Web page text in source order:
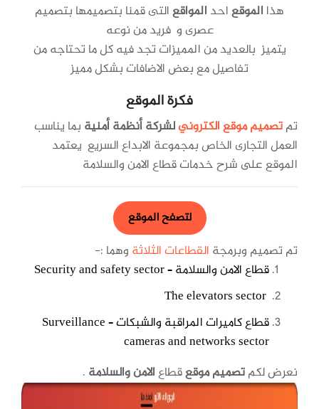
هذا الموقعاحد المواقعالتى قمنا بتصميمها بتصميم
عصرى و فريد من نوعه
يتميز بالعديد من المميزات تجد فيه كل ما تحتاجه من
تفاصيل مع بعض الاضافات بشكل مميز
فكرة الموقع
تمتصميم موقع الكترونيلشركة أنظمة أمنية بما يناسب
العمل التجارى الخاص بمجموعة الابداع السريع يعتمد
الموقع على شرح خدمات قطاع الامن والسلامة
لتصفحالموقع
تم تصميم وبرمجة القطاعات الثلاثة وهما :-
قطاع الامن والسلامة – Security and safety sector
قطاع كاميرات المراقبة والشبكات – Surveillance
cameras and networks sector
نعرض لكمتصميم موقعقطاعالامن والسلامة .